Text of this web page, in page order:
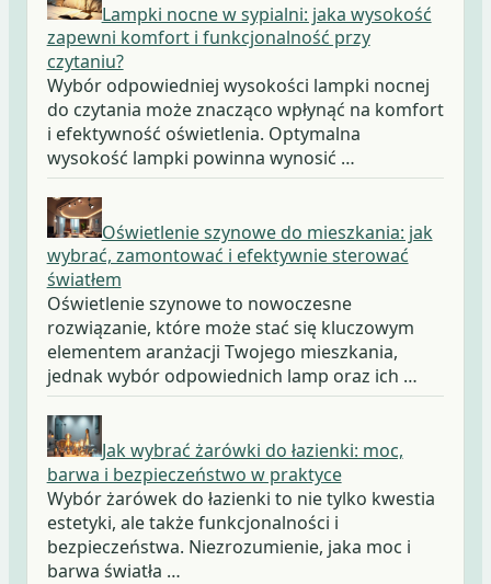
Lampki nocne w sypialni: jaka wysokość
zapewni komfort i funkcjonalność przy
czytaniu?
Wybór odpowiedniej wysokości lampki nocnej
do czytania może znacząco wpłynąć na komfort
i efektywność oświetlenia. Optymalna
wysokość lampki powinna wynosić …
Oświetlenie szynowe do mieszkania: jak
wybrać, zamontować i efektywnie sterować
światłem
Oświetlenie szynowe to nowoczesne
rozwiązanie, które może stać się kluczowym
elementem aranżacji Twojego mieszkania,
jednak wybór odpowiednich lamp oraz ich …
Jak wybrać żarówki do łazienki: moc,
barwa i bezpieczeństwo w praktyce
Wybór żarówek do łazienki to nie tylko kwestia
estetyki, ale także funkcjonalności i
bezpieczeństwa. Niezrozumienie, jaka moc i
barwa światła …